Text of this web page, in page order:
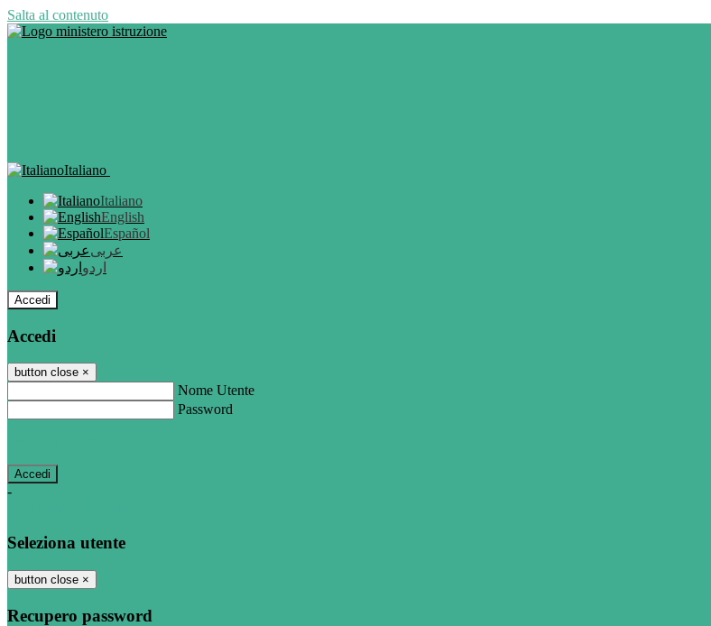
Salta al contenuto
Italiano
Italiano
English
Español
عربى
اردو
Accedi
Accedi
button close ×
Nome Utente
Password
-
Seleziona utente
button close ×
Recupero password